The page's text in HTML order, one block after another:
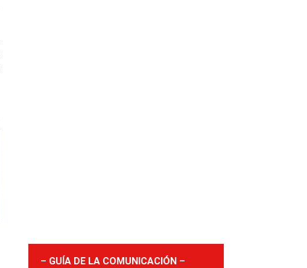
– GUÍA DE LA COMUNICACIÓN –